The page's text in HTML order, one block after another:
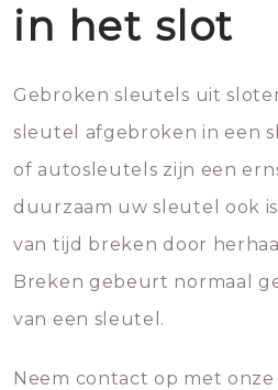
in het slot
Gebroken sleutels uit
sleutel afgebroken in een
of autosleutels zijn een
duurzaam uw sleutel ook
van tijd breken door
Breken gebeurt normaal
van een sleutel.
Neem contact op met